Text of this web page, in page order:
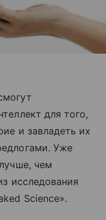
для того,
и завладеть их
Уже
чем
исследования
Science».